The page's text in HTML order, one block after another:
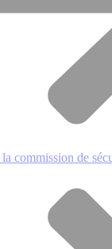
commission de